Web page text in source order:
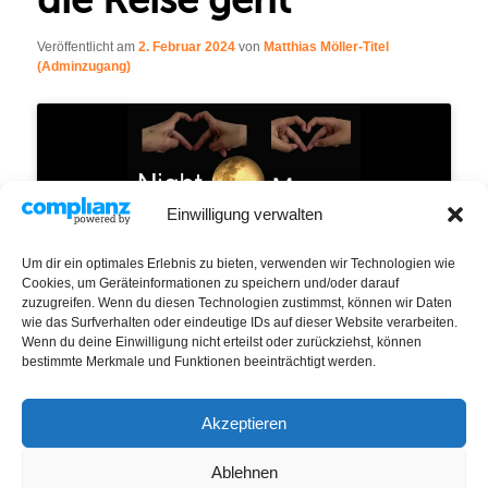
Einwilligung verwalten
Um dir ein optimales Erlebnis zu bieten, verwenden wir Technologien wie
Cookies, um Geräteinformationen zu speichern und/oder darauf
zuzugreifen. Wenn du diesen Technologien zustimmst, können wir Daten
wie das Surfverhalten oder eindeutige IDs auf dieser Website verarbeiten.
Wenn du deine Einwilligung nicht erteilst oder zurückziehst, können
bestimmte Merkmale und Funktionen beeinträchtigt werden.
Akzeptieren
Ablehnen
Veröffentlicht am2. Februar 2024 von Matthias Möller-Titel
(Adminzugang)
Klicke hier, um Marketing-Cookies zu
IMPRESSUM / DATENSCHUTZ